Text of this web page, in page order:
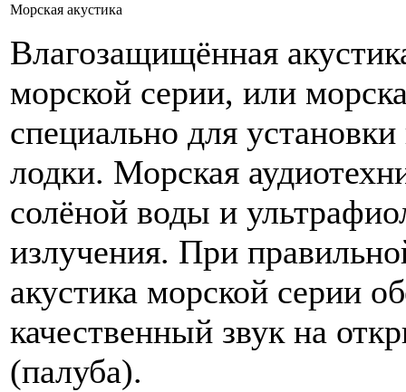
Морская акустика
Влагозащищённая
морской серии, или
специально для
лодки. Морская
солёной воды и
излучения. При
акустика морской серии
качественный звук на
(палуба).